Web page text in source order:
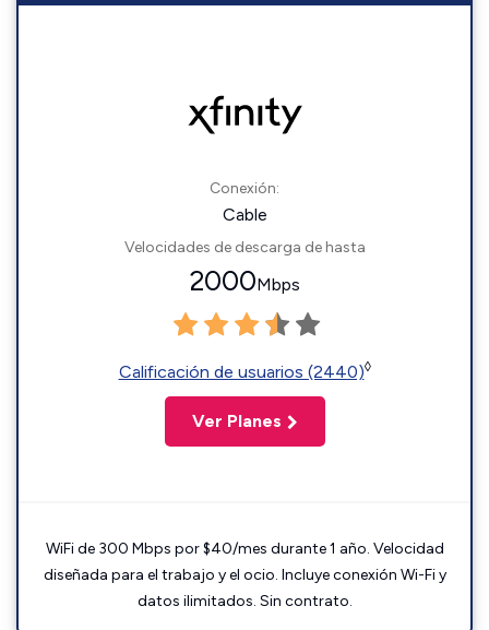
Conexión:
Cable
Velocidades de descarga de hasta
2000Mbps
Calificación de usuarios (2440)◊
Ver Planes
WiFi de 300 Mbps por $40/mes durante 1 año. Velocidad
diseñada para el trabajo y el ocio. Incluye conexión Wi-Fi y
datos ilimitados. Sin contrato.